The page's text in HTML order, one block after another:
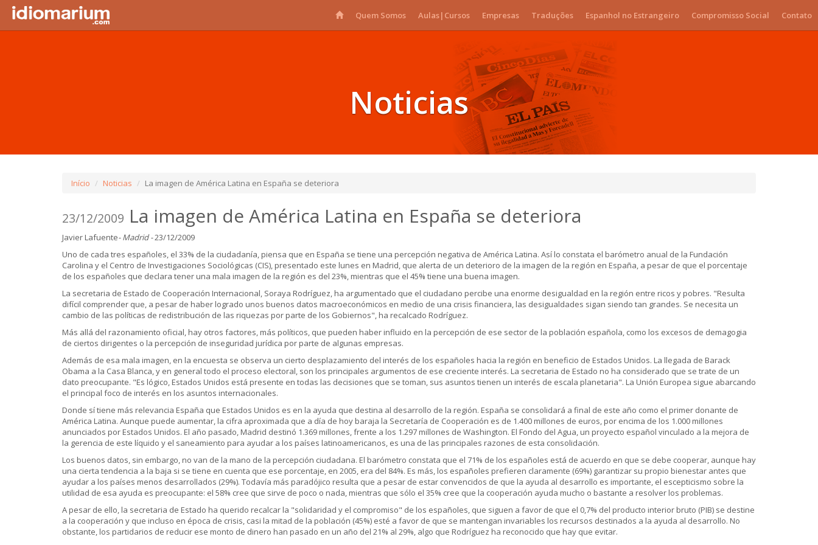
Quem Somos Aulas|Cursos Empresas Traduções Espanhol no Estrangeiro Compromisso Social Contato
Noticias
Início Noticias La imagen de América Latina en España se deteriora
23/12/2009 La imagen de América Latina en España se deteriora
Javier Lafuente- Madrid -23/12/2009
Uno de cada tres españoles, el 33% de la ciudadanía, piensa que en España se tiene una percepción negativa de América Latina. Así lo constata el barómetro anual de la Fundación
Carolina y el Centro de Investigaciones Sociológicas (CIS), presentado este lunes en Madrid, que alerta de un deterioro de la imagen de la región en España, a pesar de que el porcentaje
de los españoles que declara tener una mala imagen de la región es del 23%, mientras que el 45% tiene una buena imagen.
La secretaria de Estado de Cooperación Internacional, Soraya Rodríguez, ha argumentado que el ciudadano percibe una enorme desigualdad en la región entre ricos y pobres. "Resulta
difícil comprender que, a pesar de haber logrado unos buenos datos macroeconómicos en medio de una crisis financiera, las desigualdades sigan siendo tan grandes. Se necesita un
cambio de las políticas de redistribución de las riquezas por parte de los Gobiernos", ha recalcado Rodríguez.
Más allá del razonamiento oficial, hay otros factores, más políticos, que pueden haber influido en la percepción de ese sector de la población española, como los excesos de demagogia
de ciertos dirigentes o la percepción de inseguridad jurídica por parte de algunas empresas.
Además de esa mala imagen, en la encuesta se observa un cierto desplazamiento del interés de los españoles hacia la región en beneficio de Estados Unidos. La llegada de Barack
Obama a la Casa Blanca, y en general todo el proceso electoral, son los principales argumentos de ese creciente interés. La secretaria de Estado no ha considerado que se trate de un
dato preocupante. "Es lógico, Estados Unidos está presente en todas las decisiones que se toman, sus asuntos tienen un interés de escala planetaria". La Unión Europea sigue abarcando
el principal foco de interés en los asuntos internacionales.
Donde sí tiene más relevancia España que Estados Unidos es en la ayuda que destina al desarrollo de la región. España se consolidará a final de este año como el primer donante de
América Latina. Aunque puede aumentar, la cifra aproximada que a día de hoy baraja la Secretaría de Cooperación es de 1.400 millones de euros, por encima de los 1.000 millones
anunciados por Estados Unidos. El año pasado, Madrid destinó 1.369 millones, frente a los 1.297 millones de Washington. El Fondo del Agua, un proyecto español vinculado a la mejora de
la gerencia de este líquido y el saneamiento para ayudar a los países latinoamericanos, es una de las principales razones de esta consolidación.
Los buenos datos, sin embargo, no van de la mano de la percepción ciudadana. El barómetro constata que el 71% de los españoles está de acuerdo en que se debe cooperar, aunque hay
una cierta tendencia a la baja si se tiene en cuenta que ese porcentaje, en 2005, era del 84%. Es más, los españoles prefieren claramente (69%) garantizar su propio bienestar antes que
ayudar a los países menos desarrollados (29%). Todavía más paradójico resulta que a pesar de estar convencidos de que la ayuda al desarrollo es importante, el escepticismo sobre la
utilidad de esa ayuda es preocupante: el 58% cree que sirve de poco o nada, mientras que sólo el 35% cree que la cooperación ayuda mucho o bastante a resolver los problemas.
A pesar de ello, la secretaria de Estado ha querido recalcar la "solidaridad y el compromiso" de los españoles, que siguen a favor de que el 0,7% del producto interior bruto (PIB) se destine
a la cooperación y que incluso en época de crisis, casi la mitad de la población (45%) esté a favor de que se mantengan invariables los recursos destinados a la ayuda al desarrollo. No
obstante, los partidarios de reducir ese monto de dinero han pasado en un año del 21% al 29%, algo que Rodríguez ha reconocido que hay que evitar.